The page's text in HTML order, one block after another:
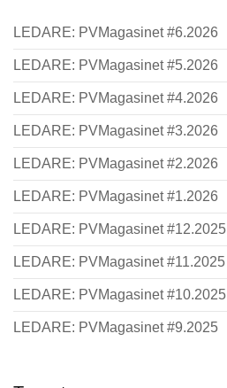
LEDARE: PVMagasinet #6.2026
LEDARE: PVMagasinet #5.2026
LEDARE: PVMagasinet #4.2026
LEDARE: PVMagasinet #3.2026
LEDARE: PVMagasinet #2.2026
LEDARE: PVMagasinet #1.2026
LEDARE: PVMagasinet #12.2025
LEDARE: PVMagasinet #11.2025
LEDARE: PVMagasinet #10.2025
LEDARE: PVMagasinet #9.2025